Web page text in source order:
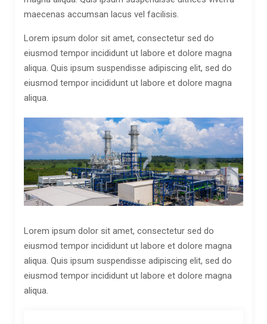
maecenas accumsan lacus vel facilisis.
Lorem ipsum dolor sit amet, consectetur sed do
eiusmod tempor incididunt ut labore et dolore magna
aliqua. Quis ipsum suspendisse adipiscing elit, sed do
eiusmod tempor incididunt ut labore et dolore magna
aliqua.
Lorem ipsum dolor sit amet, consectetur sed do
eiusmod tempor incididunt ut labore et dolore magna
aliqua. Quis ipsum suspendisse adipiscing elit, sed do
eiusmod tempor incididunt ut labore et dolore magna
aliqua.